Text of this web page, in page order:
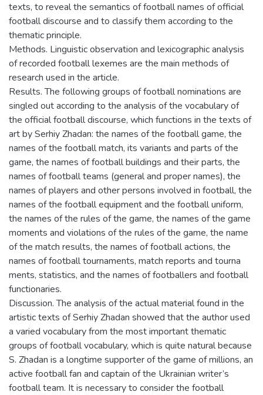
texts, to reveal the semantics of football names of official
football discourse and to classify them according to the
thematic principle.
Methods. Linguistic observation and lexicographic analysis
of recorded football lexemes are the main methods of
research used in the article.
Results. The following groups of football nominations are
singled out according to the analysis of the vocabulary of
the official football discourse, which functions in the texts of
art by Serhiy Zhadan: the names of the football game, the
names of the football match, its variants and parts of the
game, the names of football buildings and their parts, the
names of football teams (general and proper names), the
names of players and other persons involved in football, the
names of the football equipment and the football uniform,
the names of the rules of the game, the names of the game
moments and violations of the rules of the game, the name
of the match results, the names of football actions, the
names of football tournaments, match reports and tourna
ments, statistics, and the names of footballers and football
functionaries.
Discussion. The analysis of the actual material found in the
artistic texts of Serhiy Zhadan showed that the author used
a varied vocabulary from the most important thematic
groups of football vocabulary, which is quite natural because
S. Zhadan is a longtime supporter of the game of millions, an
active football fan and captain of the Ukrainian writer’s
football team. It is necessary to consider the football